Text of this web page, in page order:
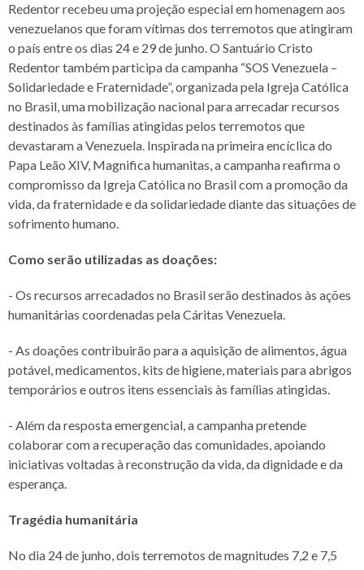
Redentor recebeu uma projeção especial em homenagem aos
venezuelanos que foram vítimas dos terremotos que atingiram
o país entre os dias 24 e 29 de junho. O Santuário Cristo
Redentor também participa da campanha “SOS Venezuela –
Solidariedade e Fraternidade”, organizada pela Igreja Católica
no Brasil, uma mobilização nacional para arrecadar recursos
destinados às famílias atingidas pelos terremotos que
devastaram a Venezuela. Inspirada na primeira encíclica do
Papa Leão XIV, Magnifica humanitas, a campanha reafirma o
compromisso da Igreja Católica no Brasil com a promoção da
vida, da fraternidade e da solidariedade diante das situações de
sofrimento humano.
Como serão utilizadas as doações:
- Os recursos arrecadados no Brasil serão destinados às ações
humanitárias coordenadas pela Cáritas Venezuela.
- As doações contribuirão para a aquisição de alimentos, água
potável, medicamentos, kits de higiene, materiais para abrigos
temporários e outros itens essenciais às famílias atingidas.
- Além da resposta emergencial, a campanha pretende
colaborar com a recuperação das comunidades, apoiando
iniciativas voltadas à reconstrução da vida, da dignidade e da
esperança.
Tragédia humanitária
No dia 24 de junho, dois terremotos de magnitudes 7,2 e 7,5